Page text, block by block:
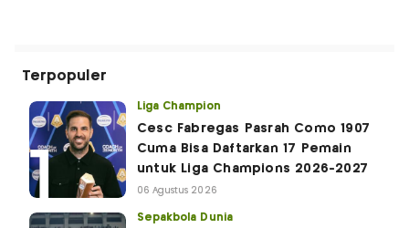
Terpopuler
Liga Champion
Cesc Fabregas Pasrah Como 1907
Cuma Bisa Daftarkan 17 Pemain
untuk Liga Champions 2026-2027
06 Agustus 2026
Sepakbola Dunia